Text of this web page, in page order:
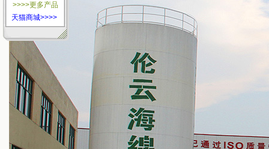
>>>>更多产品
天猫商城>>>>